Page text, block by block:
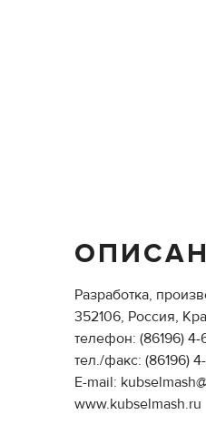
Разработка,
352106, Россия,
телефон: (86196)
тел./факс: (86196)
Е-mail:
www.kubselmash.ru